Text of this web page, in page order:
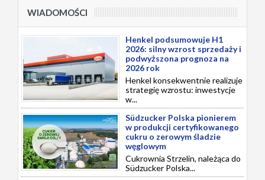
WIADOMOŚCI
Henkel podsumowuje H1
2026: silny wzrost sprzedaży i
podwyższona prognoza na
2026 rok
Henkel konsekwentnie realizuje
strategię wzrostu: inwestycje
w...
Südzucker Polska pionierem
w produkcji certyfikowanego
cukru o zerowym śladzie
węglowym
Cukrownia Strzelin, należąca do
Südzucker Polska...